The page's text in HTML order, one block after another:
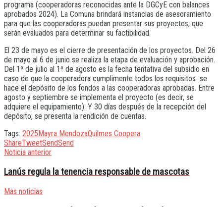
programa (cooperadoras reconocidas ante la DGCyE con balances
aprobados 2024). La Comuna brindará instancias de asesoramiento
para que las cooperadoras puedan presentar sus proyectos, que
serán evaluados para determinar su factibilidad.
El 23 de mayo es el cierre de presentación de los proyectos. Del 26
de mayo al 6 de junio se realiza la etapa de evaluación y aprobación.
Del 1º de julio al 1º de agosto es la fecha tentativa del subsidio en
caso de que la cooperadora cumplimente todos los requisitos se
hace el depósito de los fondos a las cooperadoras aprobadas. Entre
agosto y septiembre se implementa el proyecto (es decir, se
adquiere el equipamiento). Y 30 días después de la recepción del
depósito, se presenta la rendición de cuentas.
Tags: 2025 Mayra MendozaQuilmes Coopera
ShareTweetSendSend
Noticia anterior
Lanús regula la tenencia responsable de mascotas
Mas noticias